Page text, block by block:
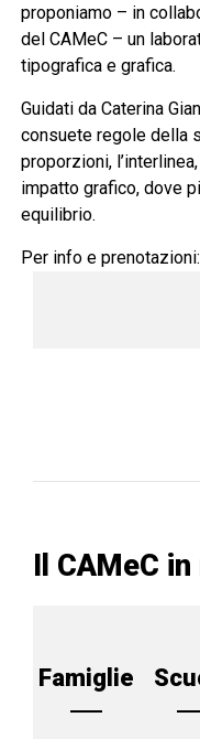
proponiamo – in
del CAMeC – un
tipografica e grafica.
Guidati da Caterina
consuete regole della
proporzioni,
impatto grafico, dove
equilibrio.
Per info e prenotazioni:
Il CAMeC
Famiglie